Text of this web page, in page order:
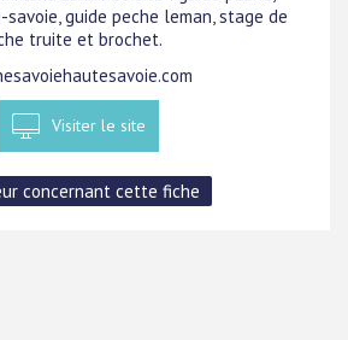
guide peche leman, stage de
truite et brochet.
Visiter le site